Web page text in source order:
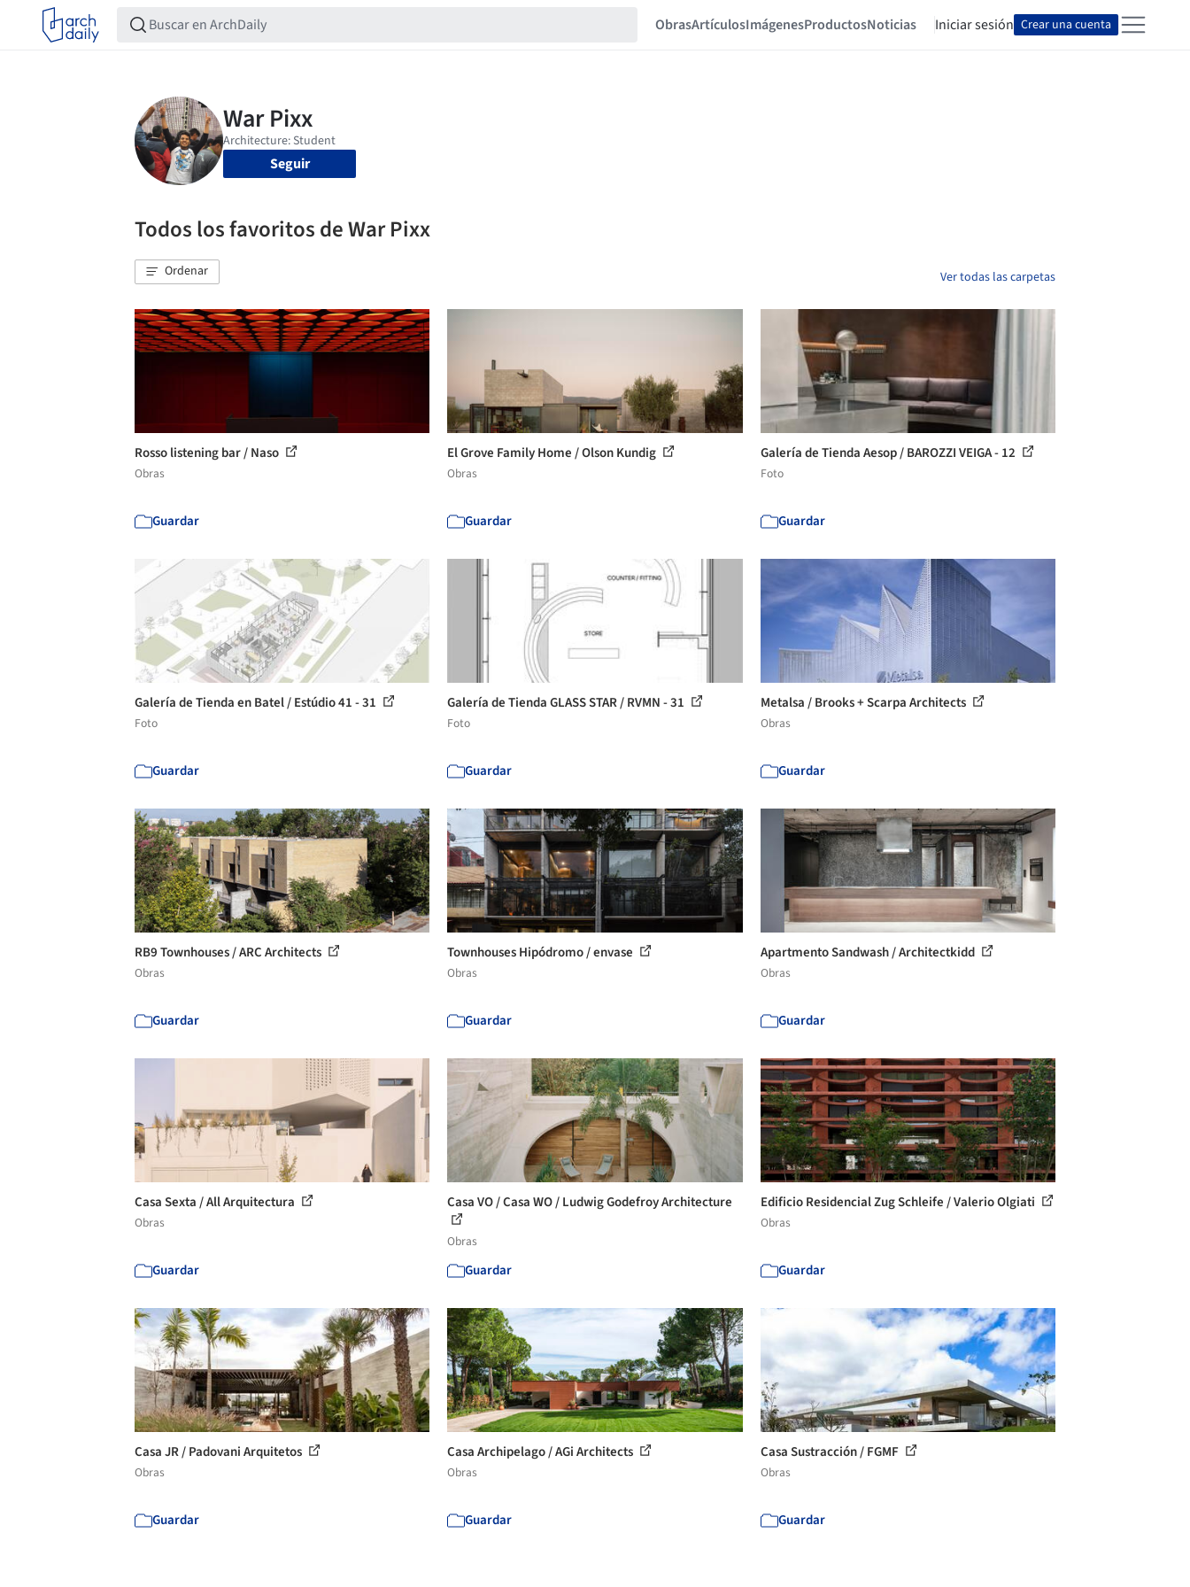
ObrasArtículosImágenesProductosNoticias Iniciar sesión Crear una cuenta
Seguir
Todos los favoritos de War Pixx
Ordenar Ver todas las carpetas
Rosso listening bar / Naso
Obras
Guardar
El Grove Family Home / Olson Kundig
Obras
Guardar
Galería de Tienda Aesop / BAROZZI VEIGA - 12
Foto
Guardar
Galería de Tienda en Batel / Estúdio 41 - 31
Foto
Guardar
Galería de Tienda GLASS STAR / RVMN - 31
Foto
Guardar
Metalsa / Brooks + Scarpa Architects
Obras
Guardar
RB9 Townhouses / ARC Architects
Obras
Guardar
Townhouses Hipódromo / envase
Obras
Guardar
Apartmento Sandwash / Architectkidd
Obras
Guardar
Casa Sexta / All Arquitectura
Obras
Guardar
Casa VO / Casa WO / Ludwig Godefroy Architecture
Obras
Guardar
Edificio Residencial Zug Schleife / Valerio Olgiati
Obras
Guardar
Casa JR / Padovani Arquitetos
Obras
Guardar
Casa Archipelago / AGi Architects
Obras
Guardar
Casa Sustracción / FGMF
Obras
Guardar